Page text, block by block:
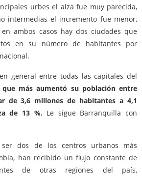
urbes el alza fue muy parecida,
intermedias el incremento fue menor,
ambos casos hay dos ciudades que
en su número de habitantes por
general entre todas las capitales del
más aumentó su población entre
de 3,6 millones de habitantes a 4,1
de 13 %. Le sigue Barranquilla con
ser dos de los centros urbanos más
han recibido un flujo constante de
de otras regiones del país,